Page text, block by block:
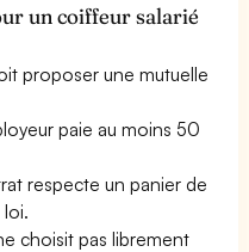
un coiffeur salarié
proposer une mutuelle
paie au moins 50
respecte un panier de
loi.
choisit pas librement